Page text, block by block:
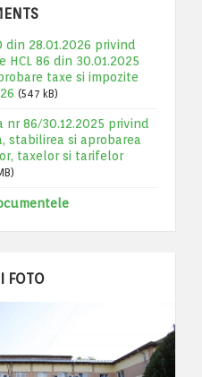
din 28.01.2026 privind
HCL 86 din 30.01.2025
taxe si impozite
(547 kB)
nr 86/30.12.2025 privind
stabilirea si aprobarea
taxelor si tarifelor
FOTO